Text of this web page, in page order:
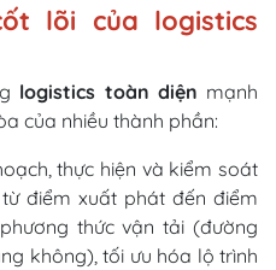
lõi của logistics
logistics toàn diện mạnh
của nhiều thành phần:
thực hiện và kiểm soát
điểm xuất phát đến điểm
thức vận tải (đường
không), tối ưu hóa lộ trình